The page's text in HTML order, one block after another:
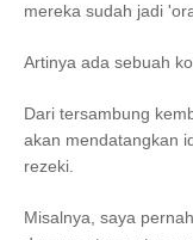
mereka sudah jadi
Artinya ada sebuah
Dari tersambung
akan mendatangkan
rezeki.
Misalnya, saya